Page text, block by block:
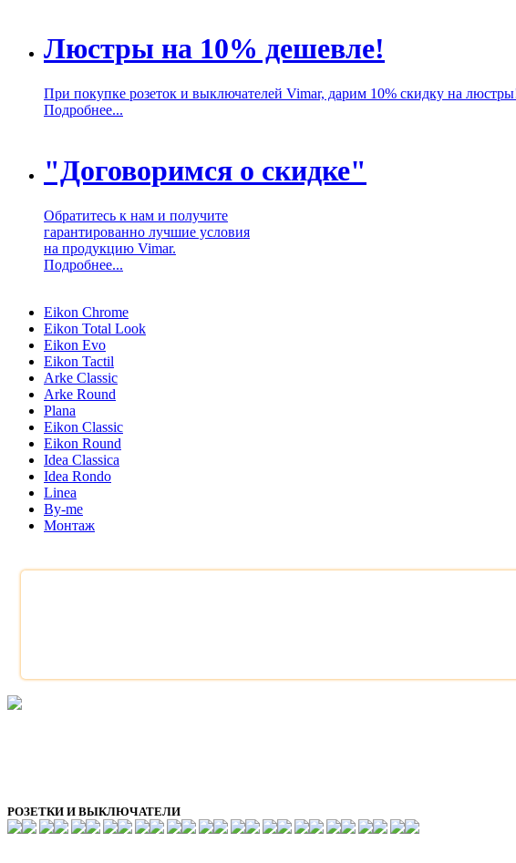
Люстры на 10% дешевле!
При покупке розеток и выключателей Vimar, дарим 10% скидку на
Подробнее...
"Договоримся о скидке"
Обратитесь к нам и получите
гарантированно лучшие условия
на продукцию Vimar.
Подробнее...
Eikon Chrome
Eikon Total Look
Eikon Evo
Eikon Tactil
Arke Classic
Arke Round
Plana
Eikon Classic
Eikon Round
Idea Classica
Idea Rondo
Linea
By-me
Монтаж
РОЗЕТКИ И ВЫКЛЮЧАТЕЛИ